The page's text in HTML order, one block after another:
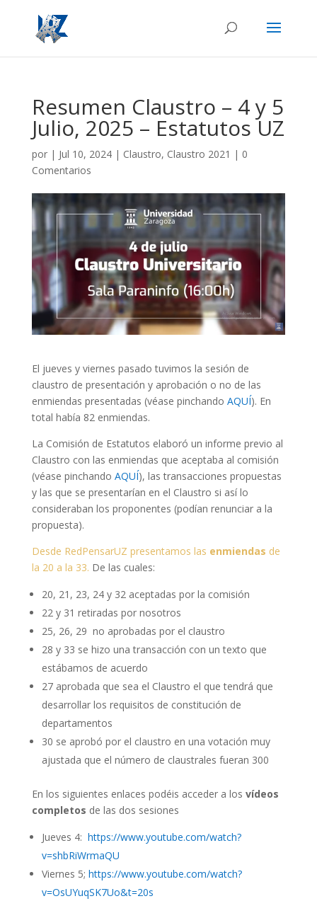
Resumen Claustro – 4 y 5
Julio, 2025 – Estatutos UZ
por | Jul 10, 2024| Claustro, Claustro 2021 | 0
Comentarios
El jueves y viernes pasado tuvimos la sesión de
claustro de presentación y aprobación o no de las
enmiendas presentadas (véase pinchando AQUÍ). En
total había 82 enmiendas.
La Comisión de Estatutos elaboró un informe previo al
Claustro con las enmiendas que aceptaba al comisión
(véase pinchando AQUÍ), las transacciones propuestas
y las que se presentarían en el Claustro si así lo
consideraban los proponentes (podían renunciar a la
propuesta).
Desde RedPensarUZ presentamos las enmiendas de
la 20 a la 33. De las cuales:
20, 21, 23, 24 y 32 aceptadas por la comisión
22 y 31 retiradas por nosotros
25, 26, 29 no aprobadas por el claustro
28 y 33 se hizo una transacción con un texto que
estábamos de acuerdo
27 aprobada que sea el Claustro el que tendrá que
desarrollar los requisitos de constitución de
departamentos
30 se aprobó por el claustro en una votación muy
ajustada que el número de claustrales fueran 300
En los siguientes enlaces podéis acceder a los vídeos
completos de las dos sesiones
Jueves 4: https://www.youtube.com/watch?
v=shbRiWrmaQU
Viernes 5; https://www.youtube.com/watch?
v=OsUYuqSK7Uo&t=20s